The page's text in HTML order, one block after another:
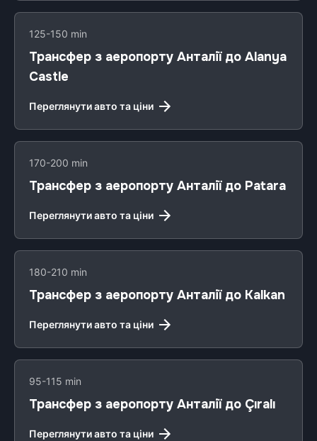
125-150 min
Трансфер з аеропорту Анталії до Alanya
Castle
Переглянути авто та ціни
170-200 min
Трансфер з аеропорту Анталії до Patara
Переглянути авто та ціни
180-210 min
Трансфер з аеропорту Анталії до Kalkan
Переглянути авто та ціни
95-115 min
Трансфер з аеропорту Анталії до Çıralı
Переглянути авто та ціни